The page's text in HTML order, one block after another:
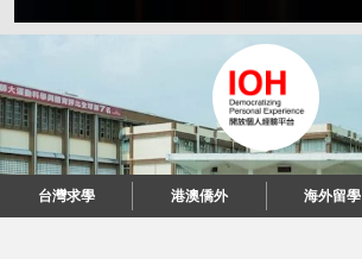
台灣求學 港澳僑外 海外留學